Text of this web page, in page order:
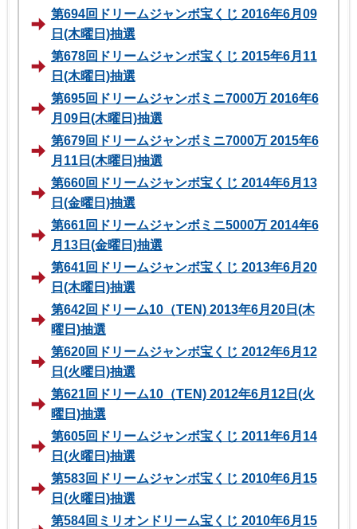
第694回ドリームジャンボ宝くじ 2016年6月09
日(木曜日)抽選
第678回ドリームジャンボ宝くじ 2015年6月11
日(木曜日)抽選
第695回ドリームジャンボミニ7000万 2016年6
月09日(木曜日)抽選
第679回ドリームジャンボミニ7000万 2015年6
月11日(木曜日)抽選
第660回ドリームジャンボ宝くじ 2014年6月13
日(金曜日)抽選
第661回ドリームジャンボミニ5000万 2014年6
月13日(金曜日)抽選
第641回ドリームジャンボ宝くじ 2013年6月20
日(木曜日)抽選
第642回ドリーム10（TEN) 2013年6月20日(木
曜日)抽選
第620回ドリームジャンボ宝くじ 2012年6月12
日(火曜日)抽選
第621回ドリーム10（TEN) 2012年6月12日(火
曜日)抽選
第605回ドリームジャンボ宝くじ 2011年6月14
日(火曜日)抽選
第583回ドリームジャンボ宝くじ 2010年6月15
日(火曜日)抽選
第584回ミリオンドリーム宝くじ 2010年6月15